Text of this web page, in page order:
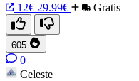
12€ 29.99€ Gratis
605
0
Celeste